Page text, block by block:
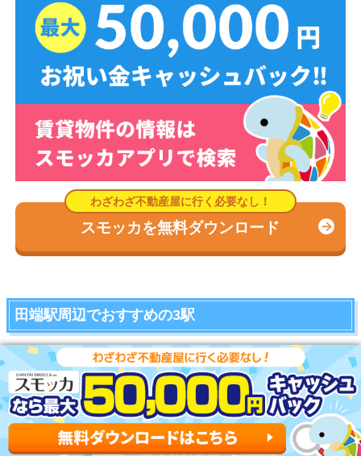
スモッカを無料ダウンロード
田端駅周辺でおすすめの3駅
東十条駅：商店街に活気のある街